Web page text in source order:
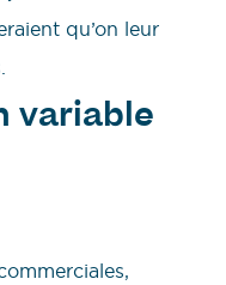
qu’on leur
variable